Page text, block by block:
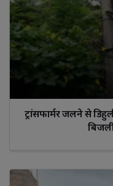
ट्रांसफार्मर जलने से